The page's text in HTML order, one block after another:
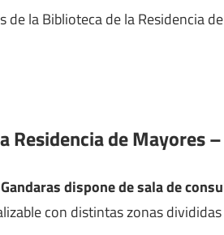
la Biblioteca de la Residencia
Residencia de Mayores
dispone de sala de
con distintas zonas